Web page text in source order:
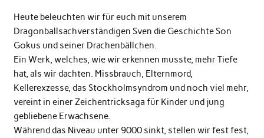
Heute beleuchten wir für euch mit unserem
Dragonballsachverständigen Sven die Geschichte Son
Gokus und seiner Drachenbällchen.
Ein Werk, welches, wie wir erkennen musste, mehr Tiefe
hat, als wir dachten. Missbrauch, Elternmord,
Kellerexzesse, das Stockholmsyndrom und noch viel mehr,
vereint in einer Zeichentricksaga für Kinder und jung
gebliebene Erwachsene.
Während das Niveau unter 9000 sinkt, stellen wir fest fest,